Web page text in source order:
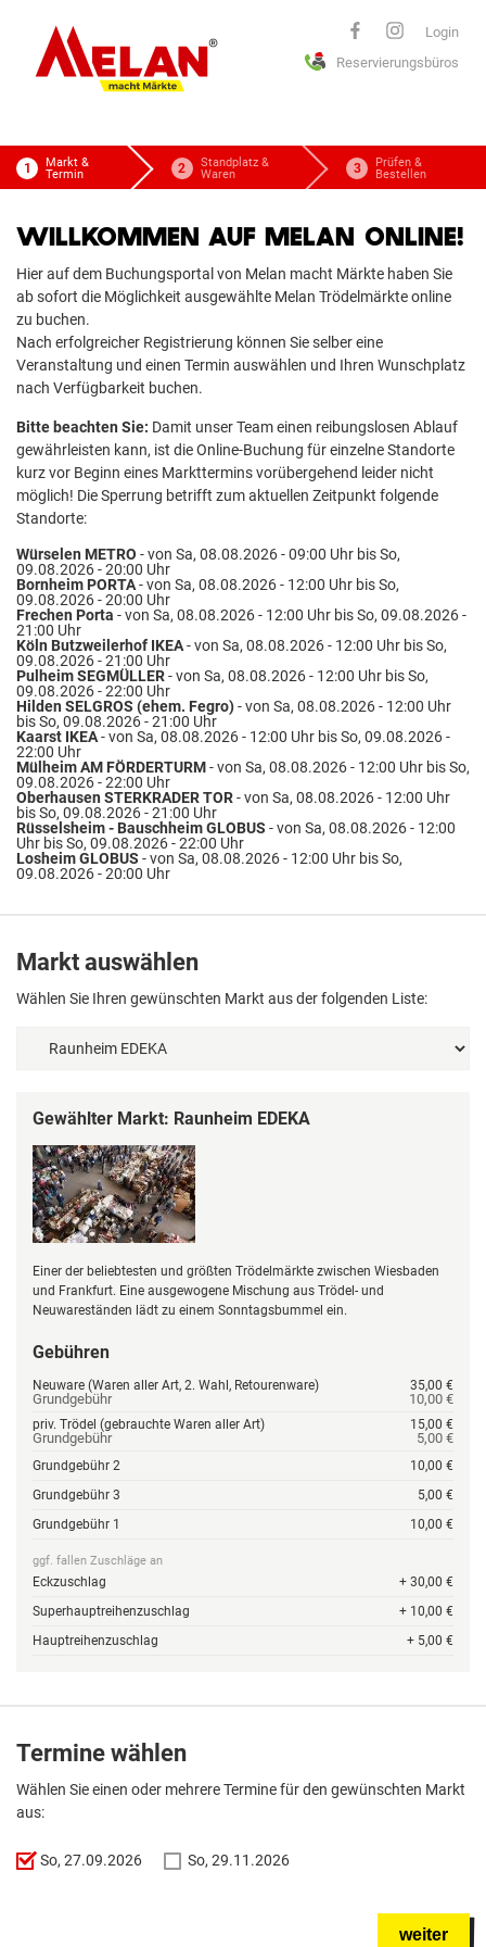
Login
Reservierungsbüros
Markt &
Termin
Standplatz &
Waren
Prüfen &
Bestellen
WILLKOMMEN AUF MELAN ONLINE!
Hier auf dem Buchungsportal von Melan macht Märkte haben Sie
ab sofort die Möglichkeit ausgewählte Melan Trödelmärkte online
zu buchen.
Nach erfolgreicher Registrierung können Sie selber eine
Veranstaltung und einen Termin auswählen und Ihren Wunschplatz
nach Verfügbarkeit buchen.
Bitte beachten Sie: Damit unser Team einen reibungslosen Ablauf
gewährleisten kann, ist die Online-Buchung für einzelne Standorte
kurz vor Beginn eines Markttermins vorübergehend leider nicht
möglich! Die Sperrung betrifft zum aktuellen Zeitpunkt folgende
Standorte:
Würselen METRO - von Sa, 08.08.2026 - 09:00 Uhr bis So,
09.08.2026 - 20:00 Uhr
Bornheim PORTA- von Sa, 08.08.2026 - 12:00 Uhr bis So,
09.08.2026 - 20:00 Uhr
Frechen Porta - von Sa, 08.08.2026 - 12:00 Uhr bis So, 09.08.2026 -
21:00 Uhr
Köln Butzweilerhof IKEA- von Sa, 08.08.2026 - 12:00 Uhr bis So,
09.08.2026 - 21:00 Uhr
Pulheim SEGMÜLLER- von Sa, 08.08.2026 - 12:00 Uhr bis So,
09.08.2026 - 22:00 Uhr
Hilden SELGROS (ehem. Fegro)- von Sa, 08.08.2026 - 12:00 Uhr
bis So, 09.08.2026 - 21:00 Uhr
Kaarst IKEA- von Sa, 08.08.2026 - 12:00 Uhr bis So, 09.08.2026 -
22:00 Uhr
Mülheim AM FÖRDERTURM- von Sa, 08.08.2026 - 12:00 Uhr bis So,
09.08.2026 - 22:00 Uhr
Oberhausen STERKRADER TOR- von Sa, 08.08.2026 - 12:00 Uhr
bis So, 09.08.2026 - 21:00 Uhr
Rüsselsheim - Bauschheim GLOBUS - von Sa, 08.08.2026 - 12:00
Uhr bis So, 09.08.2026 - 22:00 Uhr
Losheim GLOBUS - von Sa, 08.08.2026 - 12:00 Uhr bis So,
09.08.2026 - 20:00 Uhr
Markt auswählen
Wählen Sie Ihren gewünschten Markt aus der folgenden Liste:
Gewählter Markt: Raunheim EDEKA
Einer der beliebtesten und größten Trödelmärkte zwischen Wiesbaden
und Frankfurt. Eine ausgewogene Mischung aus Trödel- und
Neuwareständen lädt zu einem Sonntagsbummel ein.
Gebühren
Neuware (Waren aller Art, 2. Wahl, Retourenware) 35,00 €
Grundgebühr 10,00 €
priv. Trödel (gebrauchte Waren aller Art) 15,00 €
Grundgebühr 5,00 €
Grundgebühr 2
10,00 €
Grundgebühr 3
5,00 €
Grundgebühr 1
10,00 €
ggf. fallen Zuschläge an
Eckzuschlag
+ 30,00 €
Superhauptreihenzuschlag
+ 10,00 €
Hauptreihenzuschlag
+ 5,00 €
Termine wählen
Wählen Sie einen oder mehrere Termine für den gewünschten Markt
aus:
So, 27.09.2026 So, 29.11.2026
weiter